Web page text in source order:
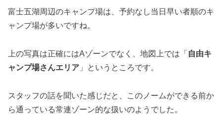
富士五湖周辺のキャンプ場は、予約なし当日早い者順のキ
ャンプ場が多いですね。
上の写真は正確にはAゾーンでなく、地図上では「 自由キ
ャンプ場さんエリア 」というところです。
スタッフの話を聞いた感じだと、このノームができる前か
ら通っている常連ゾーン的な扱いのようでした。